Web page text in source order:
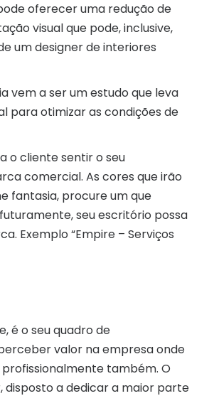
oferecer uma redução de
visual que pode, inclusive,
um designer de interiores
vem a ser um estudo que leva
para otimizar as condições de
o cliente sentir o seu
comercial. As cores que irão
fantasia, procure um que
seu escritório possa
Exemplo “Empire – Serviços
é o seu quadro de
valor na empresa onde
também. O
a dedicar a maior parte